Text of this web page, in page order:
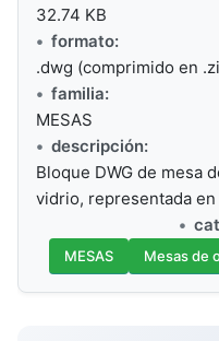
32.74 KB
formato:
.dwg (comprimido en
familia:
MESAS
descripción:
Bloque DWG de mesa
vidrio, representada
MESAS Mesas de